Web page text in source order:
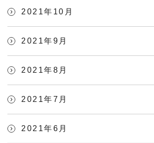
2021年10月
2021年9月
2021年8月
2021年7月
2021年6月